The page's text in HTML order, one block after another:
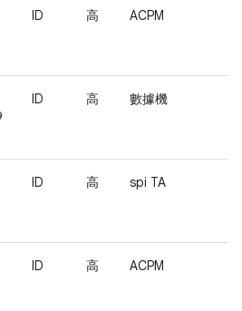
ID 高 ACPM
ID 高 數據機
ID 高 spi TA
ID 高 ACPM